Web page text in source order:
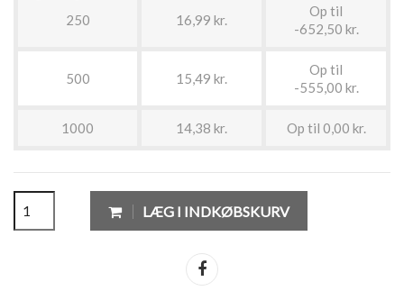
250 16,99 kr.
Op til
-652,50 kr.
500 15,49 kr.
Op til
-555,00 kr.
1000 14,38 kr. Op til 0,00 kr.
LÆG I INDKØBSKURV